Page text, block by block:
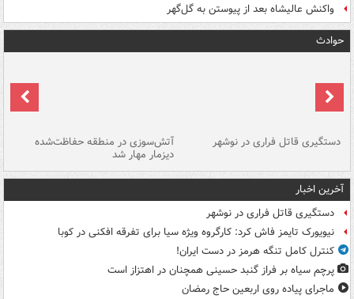
واکنش عالیشاه بعد از پیوستن به گل‌گهر
حوادث
دستگیری قاتل فراری در نوشهر آتش‌سوزی در منطقه حفاظت‌شده
دیزمار مهار شد
آخرین اخبار
دستگیری قاتل فراری در نوشهر
نیویورک تایمز فاش کرد: کارگروه ویژه سیا برای تفرقه افکنی در کوبا
کنترل کامل تنگه هرمز در دست ایران!
پرچم سیاه بر فراز گنبد حسینی همچنان در اهتزاز است
ماجرای پیاده روی اربعین حاج رمضان